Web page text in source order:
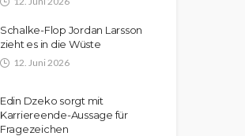
Schalke-Flop Jordan Larsson
zieht es in die Wüste
12. Juni 2026
Edin Dzeko sorgt mit
Karriereende-Aussage für
Fragezeichen